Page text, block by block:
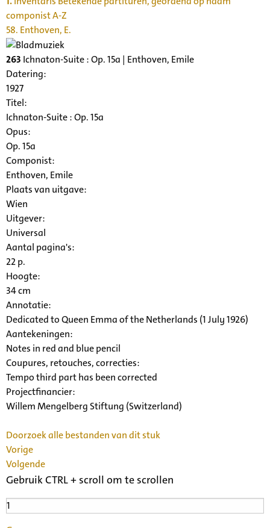
componist A-Z
58. Enthoven, E.
263 Ichnaton-Suite : Op. 15a | Enthoven, Emile
Datering:
1927
Titel:
Ichnaton-Suite : Op. 15a
Opus:
Op. 15a
Componist:
Enthoven, Emile
Plaats van uitgave:
Wien
Uitgever:
Universal
Aantal pagina's:
22 p.
Hoogte:
34 cm
Annotatie:
Dedicated to Queen Emma of the Netherlands (1 July 1926)
Aantekeningen:
Notes in red and blue pencil
Coupures, retouches, correcties:
Tempo third part has been corrected
Projectfinancier:
Willem Mengelberg Stiftung (Switzerland)
Doorzoek alle bestanden van dit stuk
Vorige
Volgende
Gebruik CTRL + scroll om te scrollen